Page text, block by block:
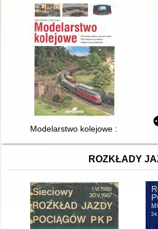
Modelarstwo kolejowe :
ROZKŁADY